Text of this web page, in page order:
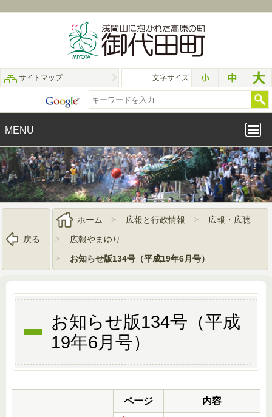
サイトマップ 文字サイズ
MENU
戻る
ホーム 広報と行政情報
広報・広聴
広報やまゆり
お知らせ版134号（平成19年6月号）
お知らせ版134号（平成
19年6月号）
ページ 内容